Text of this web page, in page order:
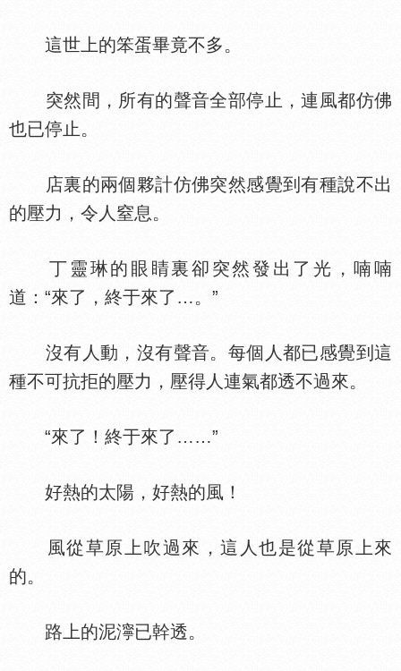
這世上的笨蛋畢竟不多。
突然間，所有的聲音全部停止，連風都仿佛
也已停止。
店裏的兩個夥計仿佛突然感覺到有種說不出
的壓力，令人窒息。
丁靈琳的眼睛裏卻突然發出了光，喃喃
道：“來了，終于來了…。”
沒有人動，沒有聲音。每個人都已感覺到這
種不可抗拒的壓力，壓得人連氣都透不過來。
“來了！終于來了……”
好熱的太陽，好熱的風！
風從草原上吹過來，這人也是從草原上來
的。
路上的泥濘已幹透。